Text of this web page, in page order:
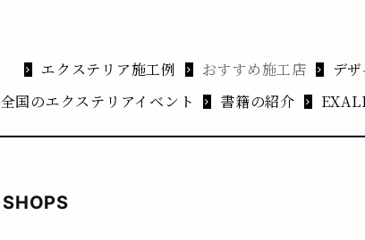
エクステリア施工例 おすすめ施工店 デ
全国のエクステリアイベント
書籍の紹介
SHOPS